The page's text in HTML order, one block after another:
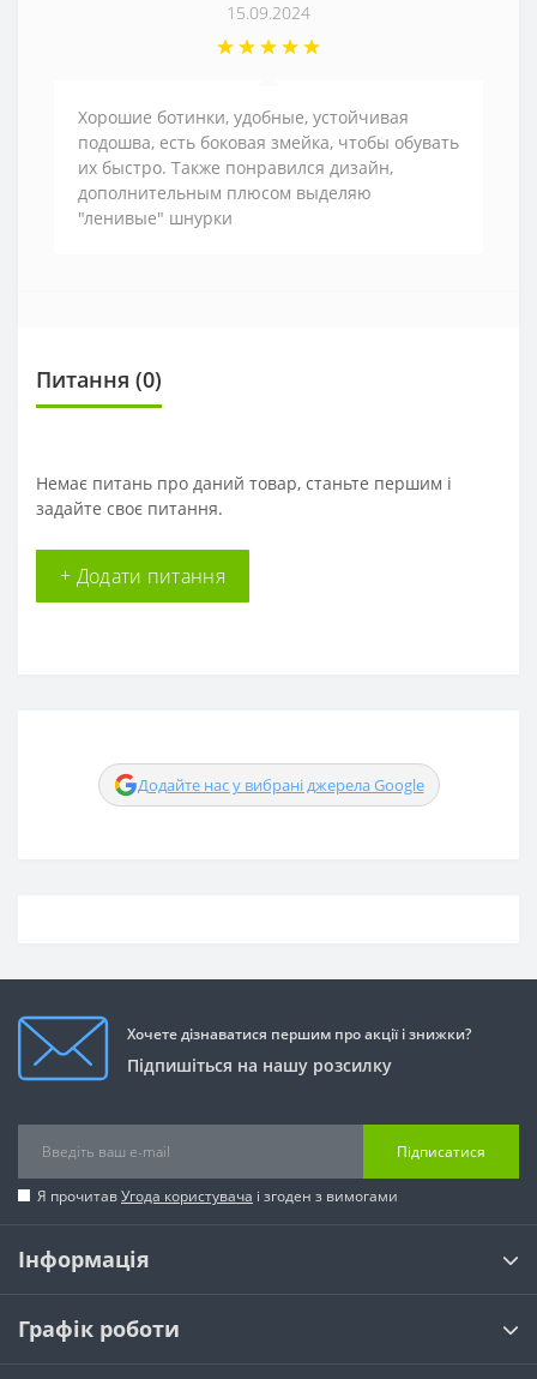
15.09.2024
Хорошие ботинки, удобные, устойчивая
подошва, есть боковая змейка, чтобы обувать
их быстро. Также понравился дизайн,
дополнительным плюсом выделяю
"ленивые" шнурки
Питання (0)
Немає питань про даний товар, станьте першим і
задайте своє питання.
+ Додати питання
Додайте нас у вибрані джерела Google
Хочете дізнаватися першим про акції і знижки?
Підпишіться на нашу розсилку
Підписатися
Я прочитавУгода користувача і згоден з вимогами
Інформація
Графік роботи